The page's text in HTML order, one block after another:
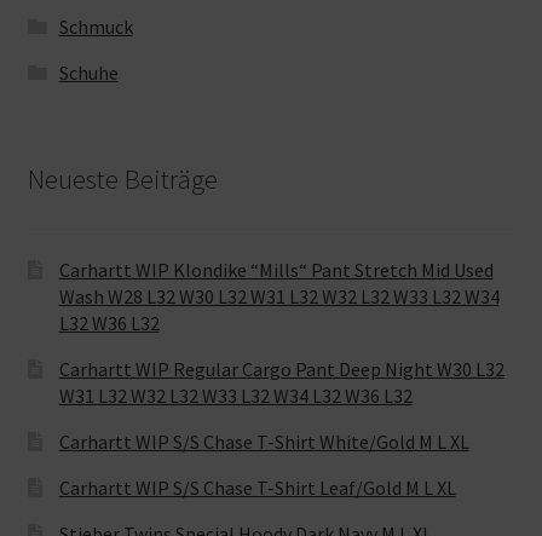
Schmuck
Schuhe
Neueste Beiträge
Carhartt WIP Klondike “Mills“ Pant Stretch Mid Used
Wash W28 L32 W30 L32 W31 L32 W32 L32 W33 L32 W34
L32 W36 L32
Carhartt WIP Regular Cargo Pant Deep Night W30 L32
W31 L32 W32 L32 W33 L32 W34 L32 W36 L32
Carhartt WIP S/S Chase T-Shirt White/Gold M L XL
Carhartt WIP S/S Chase T-Shirt Leaf/Gold M L XL